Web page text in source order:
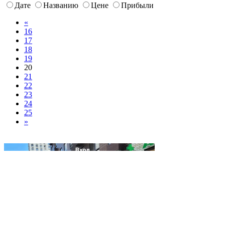
Дате
Названию Цене
Прибыли
«
16
17
18
19
20
21
22
23
24
25
»